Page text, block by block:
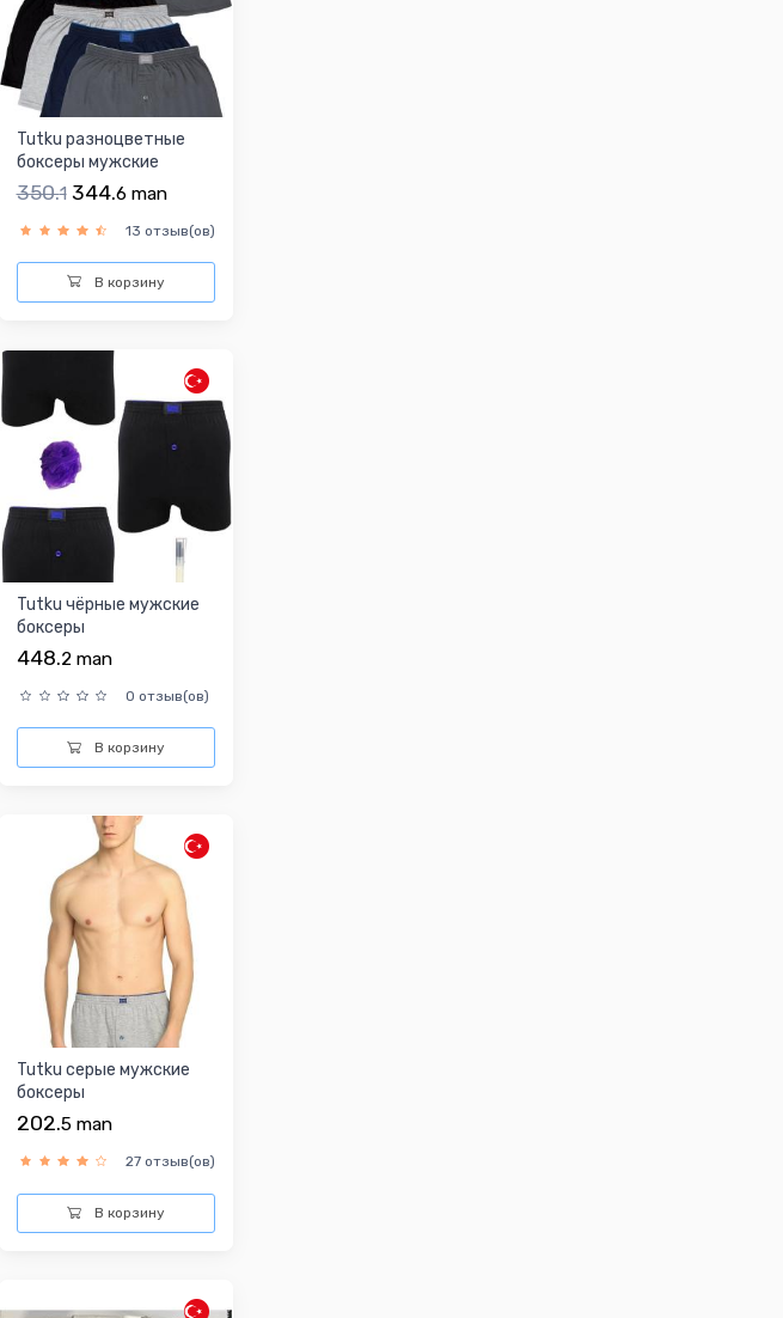
Tutku разноцветные
боксеры мужские
350.1 344.6 man
13 отзыв(ов)
В корзину
Tutku чёрные мужские
боксеры
448.2 man
0 отзыв(ов)
В корзину
Tutku серые мужские
боксеры
202.5 man
27 отзыв(ов)
В корзину